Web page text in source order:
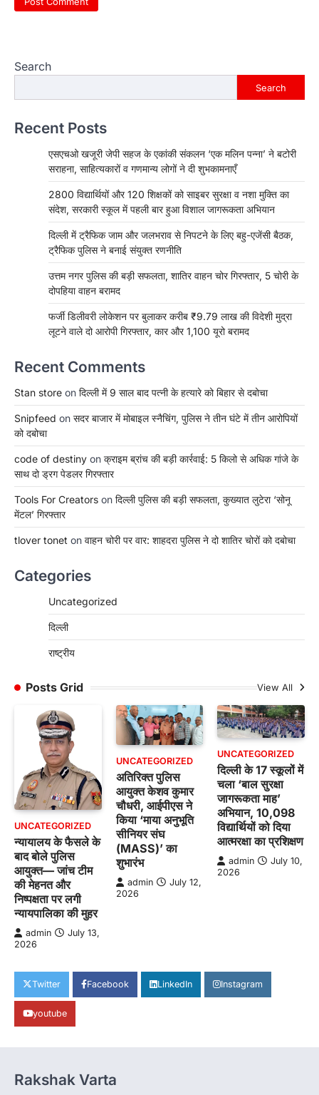
Search
Search
Recent Posts
एसएचओ खजूरी जेपी सहज के एकांकी संकलन ‘एक मलिन पन्ना’ ने बटोरी
सराहना, साहित्यकारों व गणमान्य लोगों ने दी शुभकामनाएँ
2800 विद्यार्थियों और 120 शिक्षकों को साइबर सुरक्षा व नशा मुक्ति का
संदेश, सरकारी स्कूल में पहली बार हुआ विशाल जागरूकता अभियान
दिल्ली में ट्रैफिक जाम और जलभराव से निपटने के लिए बहु-एजेंसी बैठक,
ट्रैफिक पुलिस ने बनाई संयुक्त रणनीति
उत्तम नगर पुलिस की बड़ी सफलता, शातिर वाहन चोर गिरफ्तार, 5 चोरी के
दोपहिया वाहन बरामद
फर्जी डिलीवरी लोकेशन पर बुलाकर करीब ₹9.79 लाख की विदेशी मुद्रा
लूटने वाले दो आरोपी गिरफ्तार, कार और 1,100 यूरो बरामद
Recent Comments
Stan store on दिल्ली में 9 साल बाद पत्नी के हत्यारे को बिहार से दबोचा
Snipfeed on सदर बाजार में मोबाइल स्नैचिंग, पुलिस ने तीन घंटे में तीन आरोपियों
को दबोचा
code of destiny on क्राइम ब्रांच की बड़ी कार्रवाई: 5 किलो से अधिक गांजे के
साथ दो ड्रग पेडलर गिरफ्तार
Tools For Creators on दिल्ली पुलिस की बड़ी सफलता, कुख्यात लुटेरा ‘सोनू
मेंटल’ गिरफ्तार
tlover tonet on वाहन चोरी पर वार: शाहदरा पुलिस ने दो शातिर चोरों को दबोचा
Categories
Uncategorized
दिल्ली
राष्ट्रीय
Posts Grid View All
UNCATEGORIZED
न्यायालय के फैसले के
बाद बोले पुलिस
आयुक्त— जांच टीम
की मेहनत और
निष्पक्षता पर लगी
न्यायपालिका की मुहर
admin
July 13,
2026
UNCATEGORIZED
अतिरिक्त पुलिस
आयुक्त केशव कुमार
चौधरी, आईपीएस ने
किया ‘माया अनुभूति
सीनियर संघ
(MASS)’ का
शुभारंभ
admin
July 12,
2026
UNCATEGORIZED
दिल्ली के 17 स्कूलों में
चला ‘बाल सुरक्षा
जागरूकता माह’
अभियान, 10,098
विद्यार्थियों को दिया
आत्मरक्षा का प्रशिक्षण
admin
July 10,
2026
Twitter Facebook LinkedIn Instagram
youtube
Rakshak Varta